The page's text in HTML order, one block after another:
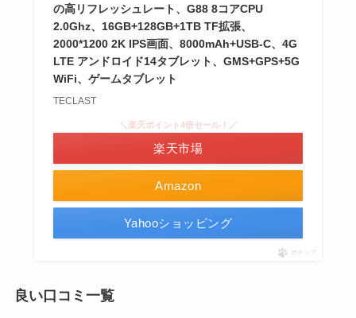
の高リフレッシュレート、G88 8コアCPU
2.0Ghz、16GB+128GB+1TB TF拡張、
2000*1200 2K IPS画面、8000mAh+USB-C、4G
LTE アンドロイド14タブレット、GMS+GPS+5G
WiFi、ゲームタブレット
TECLAST
Amazon
＼楽天ポイント4倍セール！／
楽天市場
Yahooショッピング
ポチップ
良い口コミ一覧